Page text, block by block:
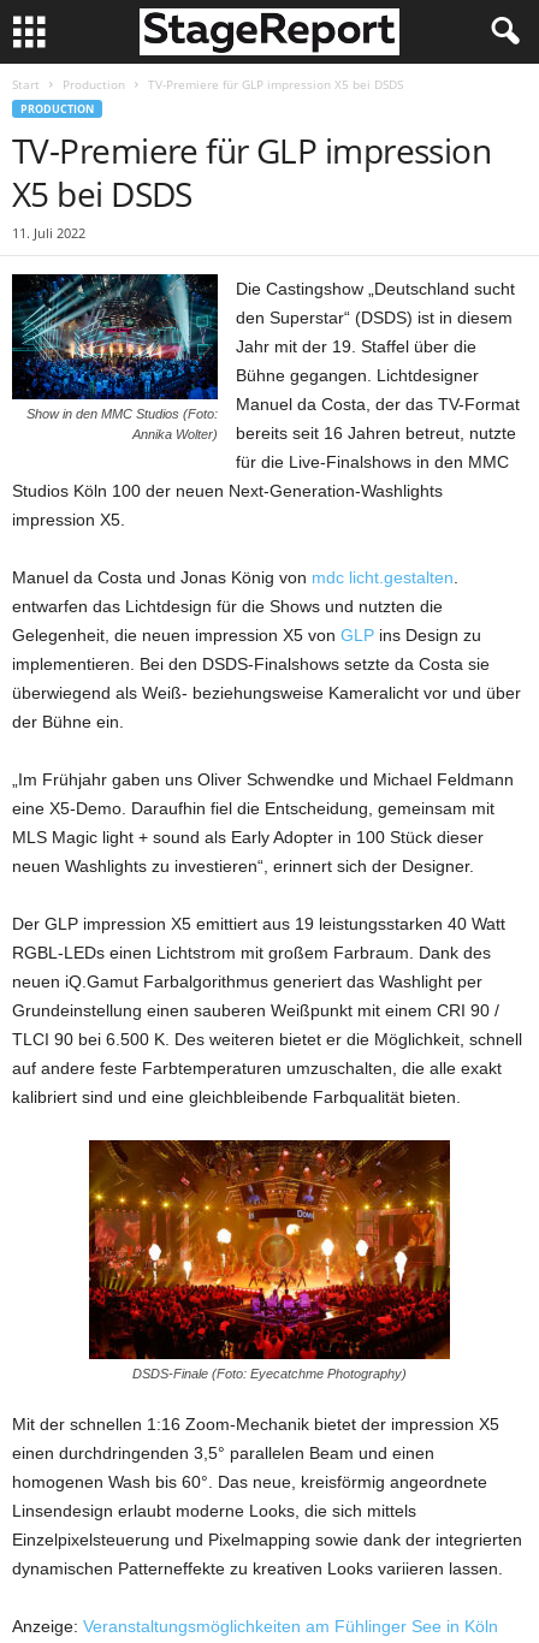
Start Production TV-Premiere für GLP impression X5 bei DSDS
PRODUCTION
TV-Premiere für GLP impression
X5 bei DSDS
11. Juli 2022
Show in den MMC Studios (Foto:
Annika Wolter)
Die Castingshow „Deutschland sucht
den Superstar“ (DSDS) ist in diesem
Jahr mit der 19. Staffel über die
Bühne gegangen. Lichtdesigner
Manuel da Costa, der das TV-Format
bereits seit 16 Jahren betreut, nutzte
für die Live-Finalshows in den MMC
Studios Köln 100 der neuen Next-Generation-Washlights
impression X5.
Manuel da Costa und Jonas König von mdc licht.gestalten
entwarfen das Lichtdesign für die Shows und nutzten die
Gelegenheit, die neuen impression X5 von GLP ins Design zu
implementieren. Bei den DSDS-Finalshows setzte da Costa sie
überwiegend als Weiß- beziehungsweise Kameralicht vor und über
der Bühne ein.
„Im Frühjahr gaben uns Oliver Schwendke und Michael Feldmann
eine X5-Demo. Daraufhin fiel die Entscheidung, gemeinsam mit
MLS Magic light + sound als Early Adopter in 100 Stück dieser
neuen Washlights zu investieren“, erinnert sich der Designer.
Der GLP impression X5 emittiert aus 19 leistungsstarken 40 Watt
RGBL-LEDs einen Lichtstrom mit großem Farbraum. Dank des
neuen iQ.Gamut Farbalgorithmus generiert das Washlight per
Grundeinstellung einen sauberen Weißpunkt mit einem CRI 90 /
TLCI 90 bei 6.500 K. Des weiteren bietet er die Möglichkeit, schnell
auf andere feste Farbtemperaturen umzuschalten, die alle exakt
kalibriert sind und eine gleichbleibende Farbqualität bieten.
DSDS-Finale (Foto: Eyecatchme Photography)
Mit der schnellen 1:16 Zoom-Mechanik bietet der impression X5
einen durchdringenden 3,5° parallelen Beam und einen
homogenen Wash bis 60°. Das neue, kreisförmig angeordnete
Linsendesign erlaubt moderne Looks, die sich mittels
Einzelpixelsteuerung und Pixelmapping sowie dank der integrierten
dynamischen Patterneffekte zu kreativen Looks variieren lassen.
Anzeige: Veranstaltungsmöglichkeiten am Fühlinger See in Köln